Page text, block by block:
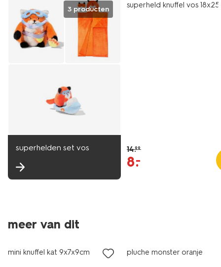
3 producten
superhelden set vos
superheld knuffel vos
14.99
8.
–
meer van dit
sale
mini knuffel kat 9x7x9cm pluche monster oranje